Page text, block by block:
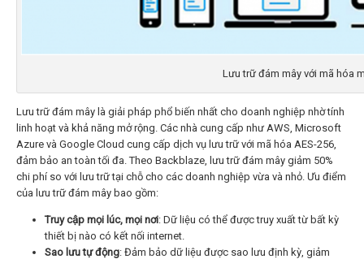
Lưu trữ đám mây với mã hóa
Lưu trữ đám mây là giải pháp phổ biến nhất cho doanh nghiệp nhờ tính
linh hoạt và khả năng mở rộng. Các nhà cung cấp như AWS, Microsoft
Azure và Google Cloud cung cấp dịch vụ lưu trữ với mã hóa AES-256,
đảm bảo an toàn tối đa. Theo Backblaze, lưu trữ đám mây giảm 50%
chi phí so với lưu trữ tại chỗ cho các doanh nghiệp vừa và nhỏ. Ưu điểm
của lưu trữ đám mây bao gồm:
Truy cập mọi lúc, mọi nơi: Dữ liệu có thể được truy xuất từ bất kỳ
thiết bị nào có kết nối internet.
Sao lưu tự động: Đảm bảo dữ liệu được sao lưu định kỳ, giảm